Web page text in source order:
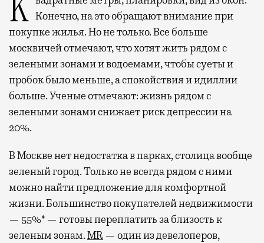
Квадратные метры, планировки, вид из окон. Конечно, на это обращают внимание при
покупке жилья. Но не только. Все больше
москвичей отмечают, что хотят жить рядом с
зелеными зонами и водоемами, чтобы суеты и
пробок было меньше, а спокойствия и идиллии
больше. Ученые отмечают: жизнь рядом с
зелеными зонами снижает риск депрессии на
20%.
В Москве нет недостатка в парках, столица вообще
зеленый город. Только не всегда рядом с ними
можно найти предложение для комфортной
жизни. Большинство покупателей недвижимости
— 55%* — готовы переплатить за близость к
зеленым зонам.MR — один из девелоперов,